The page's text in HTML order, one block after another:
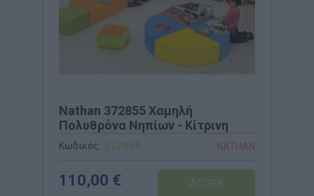
Nathan 372855 Χαμηλή
Πολυθρόνα Νηπίων - Κίτρινη
Κωδικός: 372855 NATHAN
110,00 €